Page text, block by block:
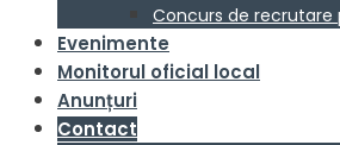
Concurs de
Evenimente
Monitorul oficial local
Anunțuri
Contact